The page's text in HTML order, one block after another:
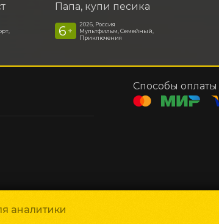
Папа, купи песика
6 +
2026, Россия
Мультфильм, Семейный,
Приключения
аналитики
Способы оплаты